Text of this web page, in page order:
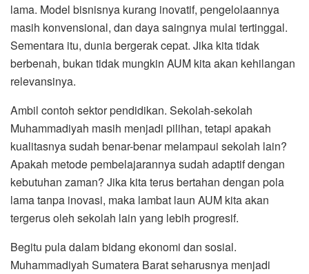
lama. Model bisnisnya kurang inovatif, pengelolaannya
masih konvensional, dan daya saingnya mulai tertinggal.
Sementara itu, dunia bergerak cepat. Jika kita tidak
berbenah, bukan tidak mungkin AUM kita akan kehilangan
relevansinya.
Ambil contoh sektor pendidikan. Sekolah-sekolah
Muhammadiyah masih menjadi pilihan, tetapi apakah
kualitasnya sudah benar-benar melampaui sekolah lain?
Apakah metode pembelajarannya sudah adaptif dengan
kebutuhan zaman? Jika kita terus bertahan dengan pola
lama tanpa inovasi, maka lambat laun AUM kita akan
tergerus oleh sekolah lain yang lebih progresif.
Begitu pula dalam bidang ekonomi dan sosial.
Muhammadiyah Sumatera Barat seharusnya menjadi